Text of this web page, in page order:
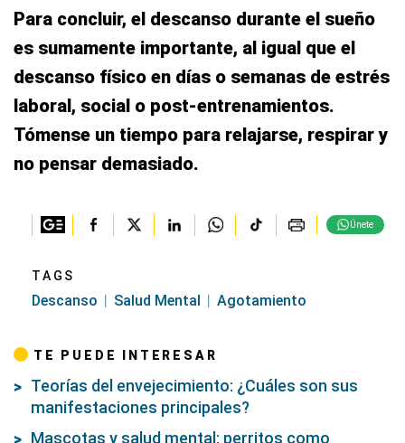
Para concluir, el descanso durante el sueño
es sumamente importante, al igual que el
descanso físico en días o semanas de estrés
laboral, social o post-entrenamientos.
Tómense un tiempo para relajarse, respirar y
no pensar demasiado.
Únete
TAGS
Descanso Salud Mental Agotamiento
TE PUEDE INTERESAR
Teorías del envejecimiento: ¿Cuáles son sus
manifestaciones principales?
Mascotas y salud mental: perritos como